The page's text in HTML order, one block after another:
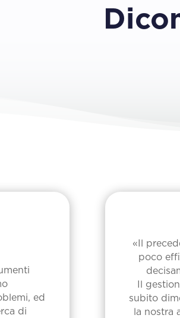
ed
di
«Il
poco
Il
subito
la nostra